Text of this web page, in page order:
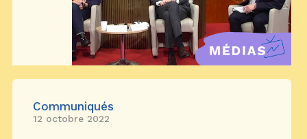
Communiqués
12 octobre 2022